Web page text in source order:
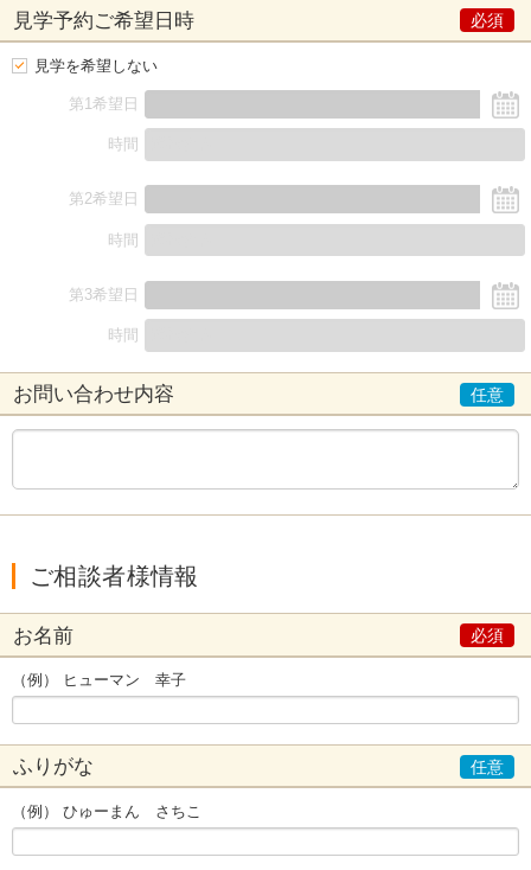
見学予約ご希望日時
見学を希望しない
第1希望日
時間
第2希望日
時間
第3希望日
時間
お問い合わせ内容
ご相談者様情報
お名前
（例） ヒューマン 幸子
ふりがな
（例） ひゅーまん さちこ